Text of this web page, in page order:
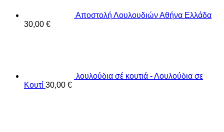
Αποστολή Λουλουδιών Αθήνα Ελλάδα
30,00 €
λουλούδια σέ κουτιά - Λουλούδια σε
Κουτί 30,00 €